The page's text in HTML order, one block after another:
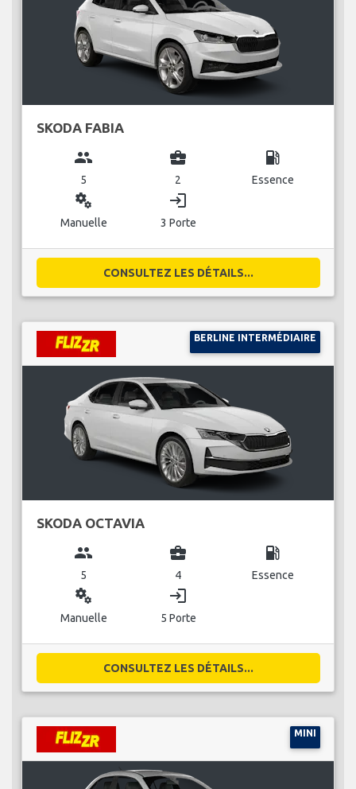
SKODA FABIA
group
5
business_center
2
local_gas_station
Essence
miscellaneous_services
Manuelle
login
3 Porte
CONSULTEZ LES DÉTAILS...
BERLINE INTERMÉDIAIRE
SKODA OCTAVIA
group
5
business_center
4
local_gas_station
Essence
miscellaneous_services
Manuelle
login
5 Porte
CONSULTEZ LES DÉTAILS...
MINI